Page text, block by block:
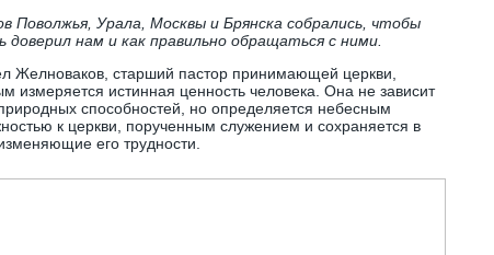
Поволжья, Урала, Москвы и Брянска собрались, чтобы
доверил нам и как правильно обращаться с ними.
Желноваков, старший пастор принимающей церкви,
измеряется истинная ценность человека. Она не зависит
способностей, но определяется небесным
к церкви, порученным служением и сохраняется в
его трудности.